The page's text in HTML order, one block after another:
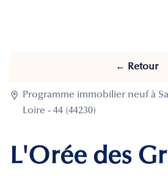
← Retour

Programme immobilier neuf à
Loire - 44 (44230)
L'Orée des